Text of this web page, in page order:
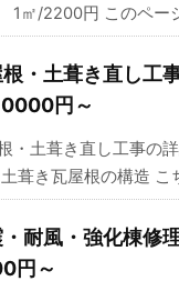
㎡/2200円 このペー
根・土葺き直し工
円～
・土葺き直し工事の
葺き瓦屋根の構造 こ
・耐風・強化棟修
円～